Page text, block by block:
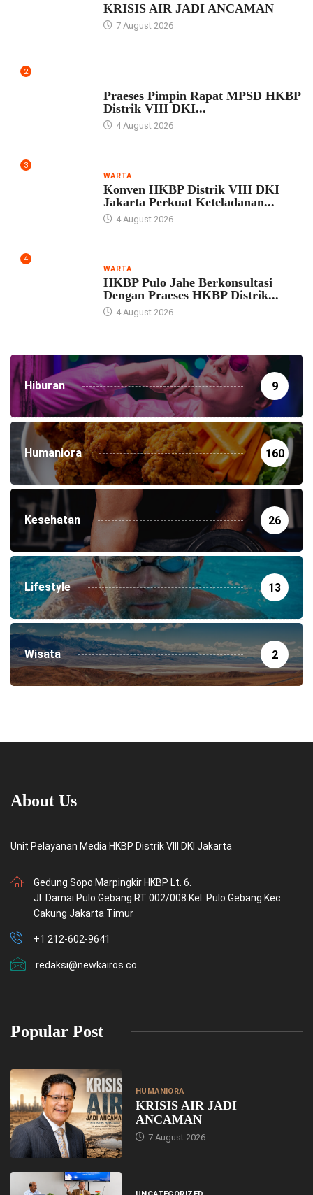
KRISIS AIR JADI ANCAMAN
7 August 2026
2
Praeses Pimpin Rapat MPSD HKBP
Distrik VIII DKI...
4 August 2026
3
WARTA
Konven HKBP Distrik VIII DKI
Jakarta Perkuat Keteladanan...
4 August 2026
4
WARTA
HKBP Pulo Jahe Berkonsultasi
Dengan Praeses HKBP Distrik...
4 August 2026
Hiburan 9
Humaniora 160
Kesehatan 26
Lifestyle 13
Wisata 2
About Us
Unit Pelayanan Media HKBP Distrik VIII DKI Jakarta
Gedung Sopo Marpingkir HKBP Lt. 6.
Jl. Damai Pulo Gebang RT 002/008 Kel. Pulo Gebang Kec.
Cakung Jakarta Timur
+1 212-602-9641
redaksi@newkairos.co
Popular Post
HUMANIORA
KRISIS AIR JADI
ANCAMAN
7 August 2026